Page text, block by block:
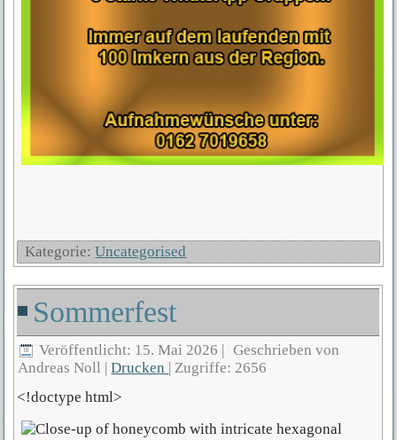
Kategorie:Uncategorised
Sommerfest
Veröffentlicht: 15. Mai 2026 |
Geschrieben von
Andreas Noll |Drucken | Zugriffe: 2656
<!doctype html>